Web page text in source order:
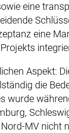
eine
eine
Aspekt:
die
wurde
MV nicht